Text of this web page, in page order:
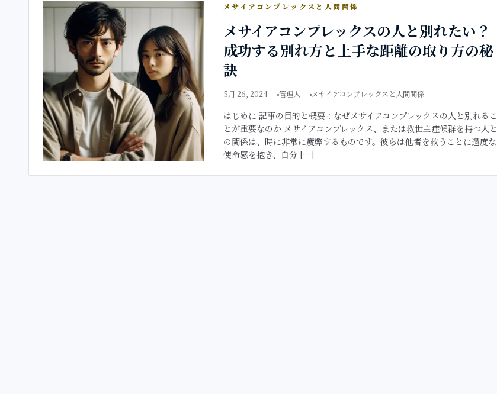
メサイアコンプレックスと人間関係
メサイアコンプレックスの人と別れたい？
成功する別れ方と上手な距離の取り方の秘
訣
5月 26, 2024 管理人 メサイアコンプレックスと人間関係
はじめに 記事の目的と概要：なぜメサイアコンプレックスの人と別れるこ
とが重要なのか メサイアコンプレックス、または救世主症候群を持つ人と
の関係は、時に非常に疲弊するものです。彼らは他者を救うことに過度な
使命感を抱き、自分 […]